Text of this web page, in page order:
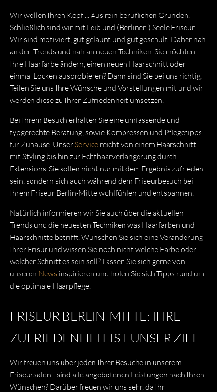
Wir wollen Ihren Kopf ... Aus rein beruflichen Gründen.
Schließlich sind wir mit Leib und (Berliner-) Seele Friseur.
Wir sind motiviert, gut gelaunt und gut geschult: Daher nah
an den Trends und nah an neuen Techniken. Sie möchten
Ihre Haarfarbe ändern, einen neuen Haarschnitt oder
einmal Locken ausprobieren? Dann sind Sie bei uns richtig.
Teilen Sie uns Ihre Wünsche und Vorstellungen mit und wir
werden diese zu Ihrer Zufriedenheit umsetzen.
Bei Ihrem Besuch erhalten Sie eine umfassende und
typgerechte Beratung, sowie Kompressen und Pflegetipps
für Zuhause. Unser Service reicht von einem Haarschnitt
mit Styling bis hin zur Echthaarverlängerung durch
Extensions. Sie sollen nicht nur mit dem Ergebnis zufrieden
sein, sondern sich auch während dem Friseurbesuch bei
Ihrem Friseur Berlin-Mitte wohlfühlen und entspannen.
Natürlich informieren wir Sie auch über die aktuellen
Trends und die neuesten Techniken was Haarfarben und
Haarschnitte betrifft. Wünschen Sie sich eine Veränderung
Ihrer Frisur und wissen Sie noch nicht welche Farbe oder
welcher Schnitt es sein soll? Lassen Sie sich gerne von
unseren News inspirieren und holen Sie sich Tipps rund um
die optimale Haarpflege.
FRISEUR BERLIN-MITTE: IHRE
ZUFRIEDENHEIT IST UNSER ZIEL
Wir freuen uns über jeden Ihrer Besuche in unserem
Friseursalon - sind alle angebotenen Leistungen nach Ihren
Wünschen? Darüber freuen wir uns sehr, da Ihr